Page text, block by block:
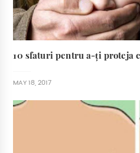
10 sfaturi pentru a-ți proteja
MAY 18, 2017